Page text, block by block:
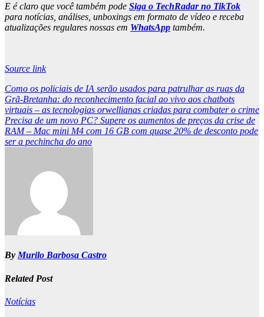
E é claro que você também pode Siga o TechRadar no TikTok
para notícias, análises, unboxings em formato de vídeo e receba
atualizações regulares nossas em WhatsApp também.
Source link
Post
navigation
Como os policiais de IA serão usados ​​para patrulhar as ruas da
Grã-Bretanha: do reconhecimento facial ao vivo aos chatbots
virtuais – as tecnologias orwellianas criadas para combater o crime
Precisa de um novo PC? Supere os aumentos de preços da crise de
RAM – Mac mini M4 com 16 GB com quase 20% de desconto pode
ser a pechincha do ano
ByMurilo Barbosa Castro
Related Post
Notícias